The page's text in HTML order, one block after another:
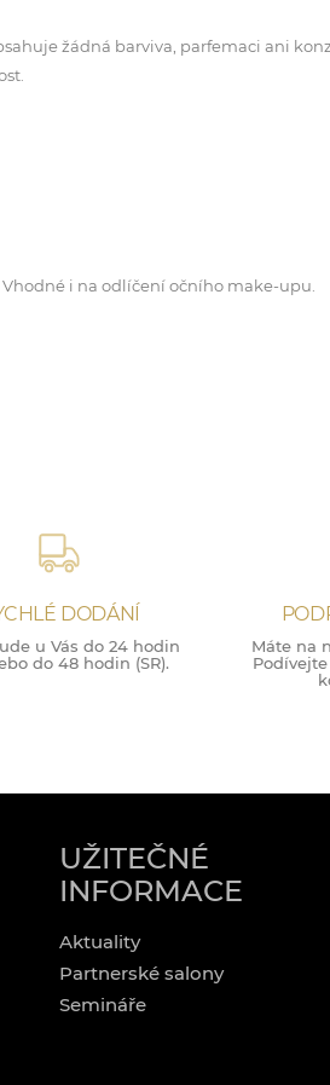
žádná barviva, parfemaci ani
i na odlíčení očního make-upu.
DODÁNÍ
u Vás do 24 hodin
do 48 hodin (SR).
Máte na
UŽITEČNÉ
INFORMACE
Aktuality
Partnerské salony
Semináře